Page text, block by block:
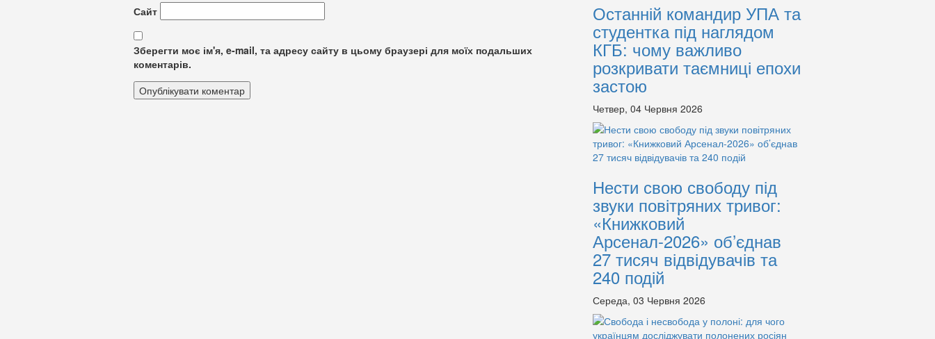
Сайт
Зберегти моє ім'я, e-mail, та адресу сайту в цьому браузері для моїх подальших
коментарів.
Останній командир УПА та
студентка під наглядом
КГБ: чому важливо
розкривати таємниці епохи
застою
Четвер, 04 Червня 2026
Нести свою свободу під
звуки повітряних тривог:
«Книжковий
Арсенал-2026» об’єднав
27 тисяч відвідувачів та
240 подій
Середа, 03 Червня 2026